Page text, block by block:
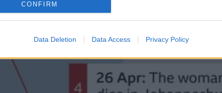
CONFIRM
Data Deletion Data Access Privacy Policy